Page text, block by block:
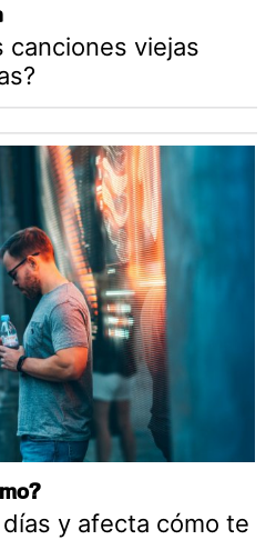
canciones viejas
y afecta cómo te